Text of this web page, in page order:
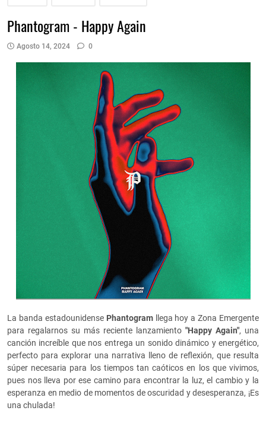
Phantogram - Happy Again
Agosto 14, 2024 0
La banda estadounidensePhantogramllega hoy a Zona Emergente
para regalarnos su más reciente lanzamiento "Happy Again", una
canción increíble que nos entrega un sonido dinámico y energético,
perfecto para explorar una narrativa lleno de reflexión, que resulta
súper necesaria para los tiempos tan caóticos en los que vivimos,
pues nos lleva por ese camino para encontrar la luz, el cambio y la
esperanza en medio de momentos de oscuridad y desesperanza, ¡Es
una chulada!